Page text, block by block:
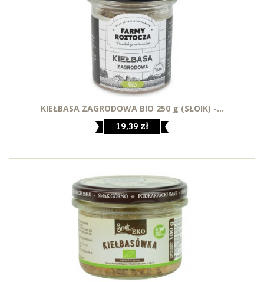
KIEŁBASA ZAGRODOWA BIO 250 g (SŁOIK) -...
19,39 zł